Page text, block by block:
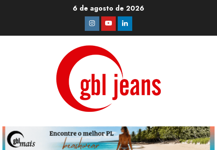
6 de agosto de 2026
Instagram
YoutubeLinkedin